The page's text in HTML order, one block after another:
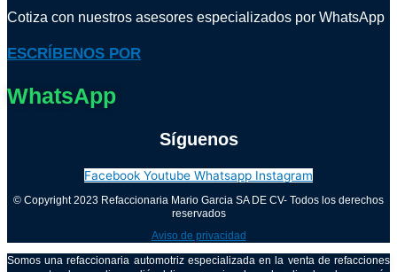
Cotiza con nuestros asesores especializados por WhatsApp
ESCRÍBENOS POR
WhatsApp
Síguenos
Facebook Youtube Whatsapp Instagram
© Copyright 2023 Refaccionaria Mario Garcia SA DE CV- Todos los derechos
reservados
Aviso de privacidad
Somos una refaccionaria automotriz especializada en la venta de refacciones